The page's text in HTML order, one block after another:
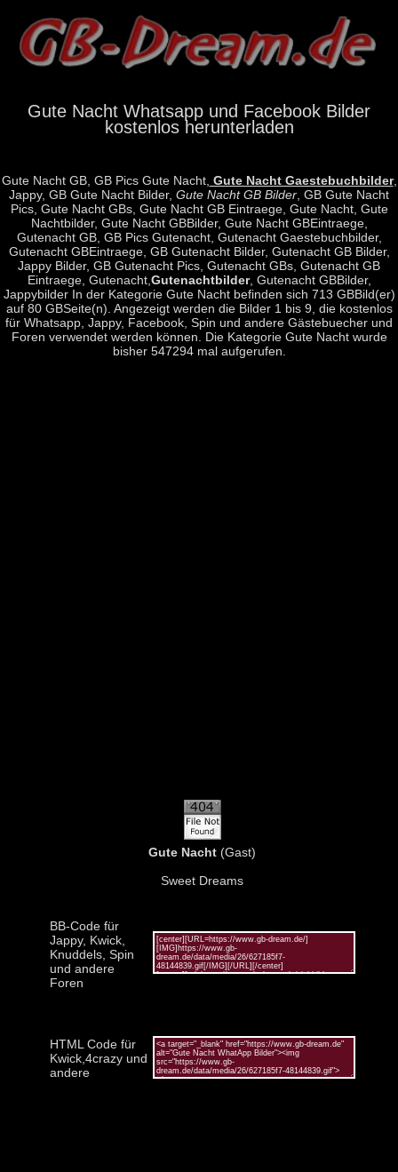
Gute Nacht Whatsapp und Facebook Bilder
kostenlos herunterladen
Gute Nacht GB, GB Pics Gute Nacht, Gute Nacht Gaestebuchbilder,
Jappy, GB Gute Nacht Bilder, Gute Nacht GB Bilder , GB Gute Nacht
Pics, Gute Nacht GBs, Gute Nacht GB Eintraege, Gute Nacht, Gute
Nachtbilder, Gute Nacht GBBilder, Gute Nacht GBEintraege,
Gutenacht GB, GB Pics Gutenacht, Gutenacht Gaestebuchbilder,
Gutenacht GBEintraege, GB Gutenacht Bilder, Gutenacht GB Bilder,
Jappy Bilder, GB Gutenacht Pics, Gutenacht GBs, Gutenacht GB
Eintraege, Gutenacht, Gutenachtbilder, Gutenacht GBBilder,
Jappybilder In der Kategorie Gute Nacht befinden sich 713 GBBild(er)
auf 80 GBSeite(n). Angezeigt werden die Bilder 1 bis 9, die kostenlos
für Whatsapp, Jappy, Facebook, Spin und andere Gästebuecher und
Foren verwendet werden können. Die Kategorie Gute Nacht wurde
bisher 547294 mal aufgerufen.
Gute Nacht (Gast)
Sweet Dreams
BB-Code für
Jappy, Kwick,
Knuddels, Spin
und andere
Foren
HTML Code für
Kwick,4crazy und
andere